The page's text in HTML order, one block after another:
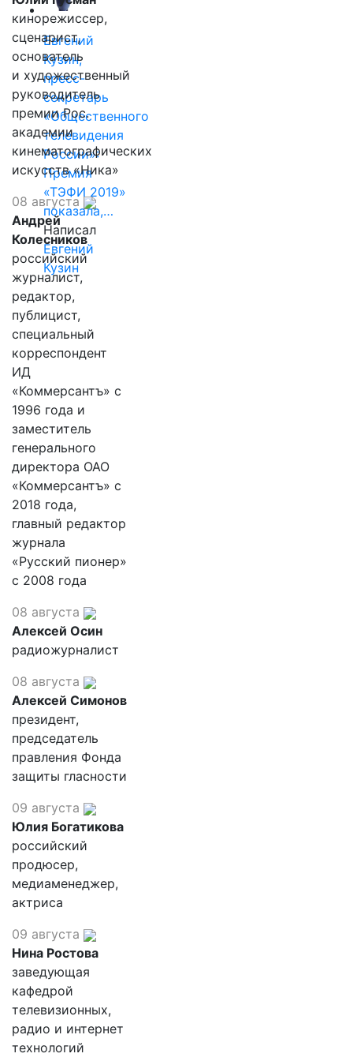
Евгений
Кузин,
пресс-
секретарь
«Общественного
телевидения
России»:
Премия
«ТЭФИ 2019»
показала,…
Написал
Евгений
Кузин
кинорежиссер,
сценарист,
основатель
и художественный
руководитель
премии Рос.
академии
кинематографических
искусств «Ника»
08 августа
Андрей
Колесников
российский
журналист,
редактор,
публицист,
специальный
корреспондент
ИД
«Коммерсантъ» с
1996 года и
заместитель
генерального
директора ОАО
«Коммерсантъ» с
2018 года,
главный редактор
журнала
«Русский пионер»
с 2008 года
08 августа
Алексей Осин
радиожурналист
08 августа
Алексей Симонов
президент,
председатель
правления Фонда
защиты гласности
09 августа
Юлия Богатикова
российский
продюсер,
медиаменеджер,
актриса
09 августа
Нина Ростова
заведующая
кафедрой
телевизионных,
радио и интернет
технологий